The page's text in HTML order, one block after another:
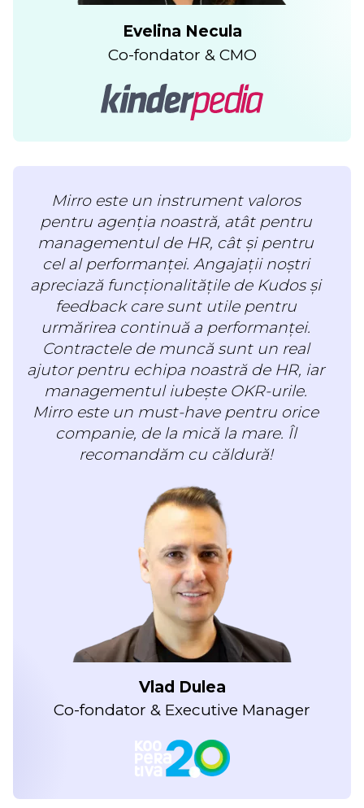
Evelina Necula
Co-fondator & CMO
Mirro este un instrument valoros
pentru agenția noastră, atât pentru
managementul de HR, cât și pentru
cel al performanței. Angajații noștri
apreciază funcționalitățile de Kudos și
feedback care sunt utile pentru
urmărirea continuă a performanței.
Contractele de muncă sunt un real
ajutor pentru echipa noastră de HR, iar
managementul iubește OKR-urile.
Mirro este un must-have pentru orice
companie, de la mică la mare. Îl
recomandăm cu căldură!
Vlad Dulea
Co-fondator & Executive Manager